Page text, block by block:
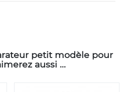
petit modèle pour
aussi ...